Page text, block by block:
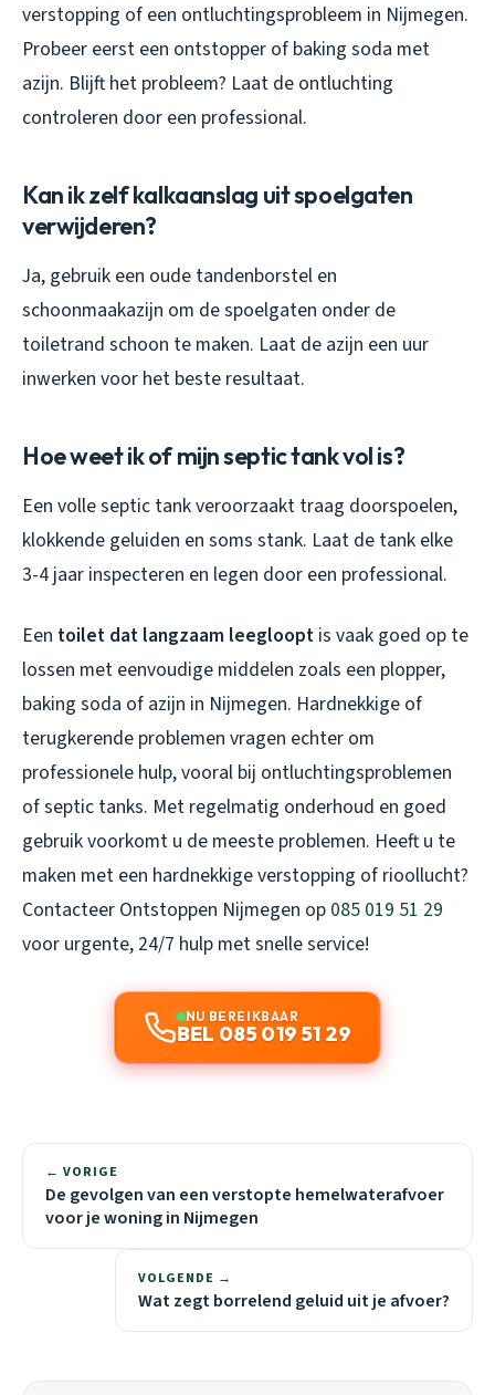
verstopping of een ontluchtingsprobleem in Nijmegen.
Probeer eerst een ontstopper of baking soda met
azijn. Blijft het probleem? Laat de ontluchting
controleren door een professional.
Kan ik zelf kalkaanslag uit spoelgaten
verwijderen?
Ja, gebruik een oude tandenborstel en
schoonmaakazijn om de spoelgaten onder de
toiletrand schoon te maken. Laat de azijn een uur
inwerken voor het beste resultaat.
Hoe weet ik of mijn septic tank vol is?
Een volle septic tank veroorzaakt traag doorspoelen,
klokkende geluiden en soms stank. Laat de tank elke
3-4 jaar inspecteren en legen door een professional.
Een toilet dat langzaam leegloopt is vaak goed op te
lossen met eenvoudige middelen zoals een plopper,
baking soda of azijn in Nijmegen. Hardnekkige of
terugkerende problemen vragen echter om
professionele hulp, vooral bij ontluchtingsproblemen
of septic tanks. Met regelmatig onderhoud en goed
gebruik voorkomt u de meeste problemen. Heeft u te
maken met een hardnekkige verstopping of rioollucht?
Contacteer Ontstoppen Nijmegen op 085 019 51 29
voor urgente, 24/7 hulp met snelle service!
NU BEREIKBAAR
BEL 085 019 51 29
← VORIGE
De gevolgen van een verstopte hemelwaterafvoer
voor je woning in Nijmegen
VOLGENDE →
Wat zegt borrelend geluid uit je afvoer?